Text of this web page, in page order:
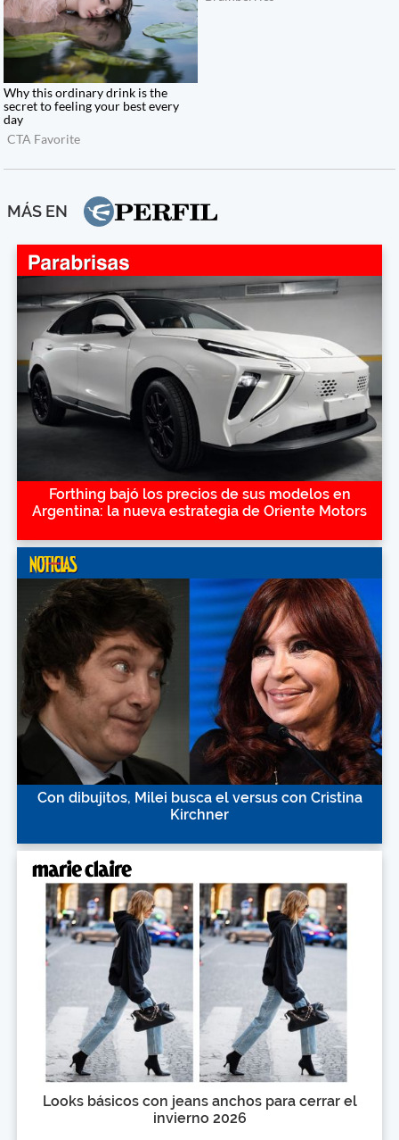
MÁS EN
Forthing bajó los precios de sus modelos en
Argentina: la nueva estrategia de Oriente Motors
Con dibujitos, Milei busca el versus con Cristina
Kirchner
Looks básicos con jeans anchos para cerrar el
invierno 2026